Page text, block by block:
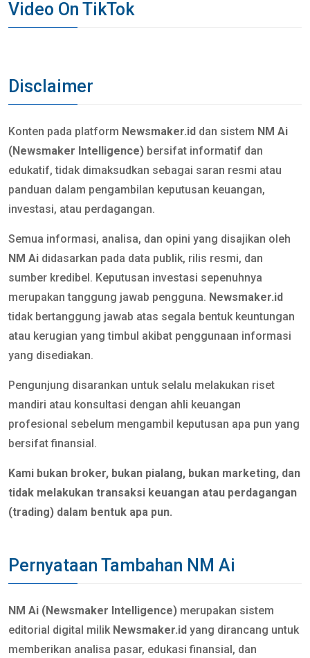
Video On TikTok
Disclaimer
Konten pada platform Newsmaker.id dan sistem NM Ai
(Newsmaker Intelligence) bersifat informatif dan
edukatif, tidak dimaksudkan sebagai saran resmi atau
panduan dalam pengambilan keputusan keuangan,
investasi, atau perdagangan.
Semua informasi, analisa, dan opini yang disajikan oleh
NM Ai didasarkan pada data publik, rilis resmi, dan
sumber kredibel. Keputusan investasi sepenuhnya
merupakan tanggung jawab pengguna. Newsmaker.id
tidak bertanggung jawab atas segala bentuk keuntungan
atau kerugian yang timbul akibat penggunaan informasi
yang disediakan.
Pengunjung disarankan untuk selalu melakukan riset
mandiri atau konsultasi dengan ahli keuangan
profesional sebelum mengambil keputusan apa pun yang
bersifat finansial.
Kami bukan broker, bukan pialang, bukan marketing, dan
tidak melakukan transaksi keuangan atau perdagangan
(trading) dalam bentuk apa pun.
Pernyataan Tambahan NM Ai
NM Ai (Newsmaker Intelligence) merupakan sistem
editorial digital milik Newsmaker.id yang dirancang untuk
memberikan analisa pasar, edukasi finansial, dan